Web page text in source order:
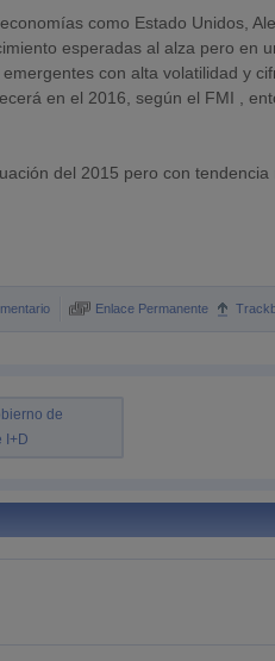
como Estado Unidos,
esperadas al alza pero en
con alta volatilidad y
en el 2016, según el FMI ,
del 2015 pero con
Enlace Permanente
de
I+D